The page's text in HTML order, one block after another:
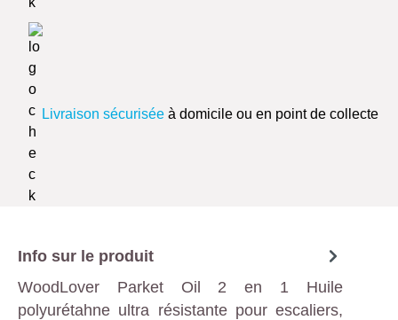
Livraison sécurisée à domicile ou en point de collecte
Info sur le produit
WoodLover Parket Oil 2 en 1 Huile
polyurétahne ultra résistante pour escaliers,